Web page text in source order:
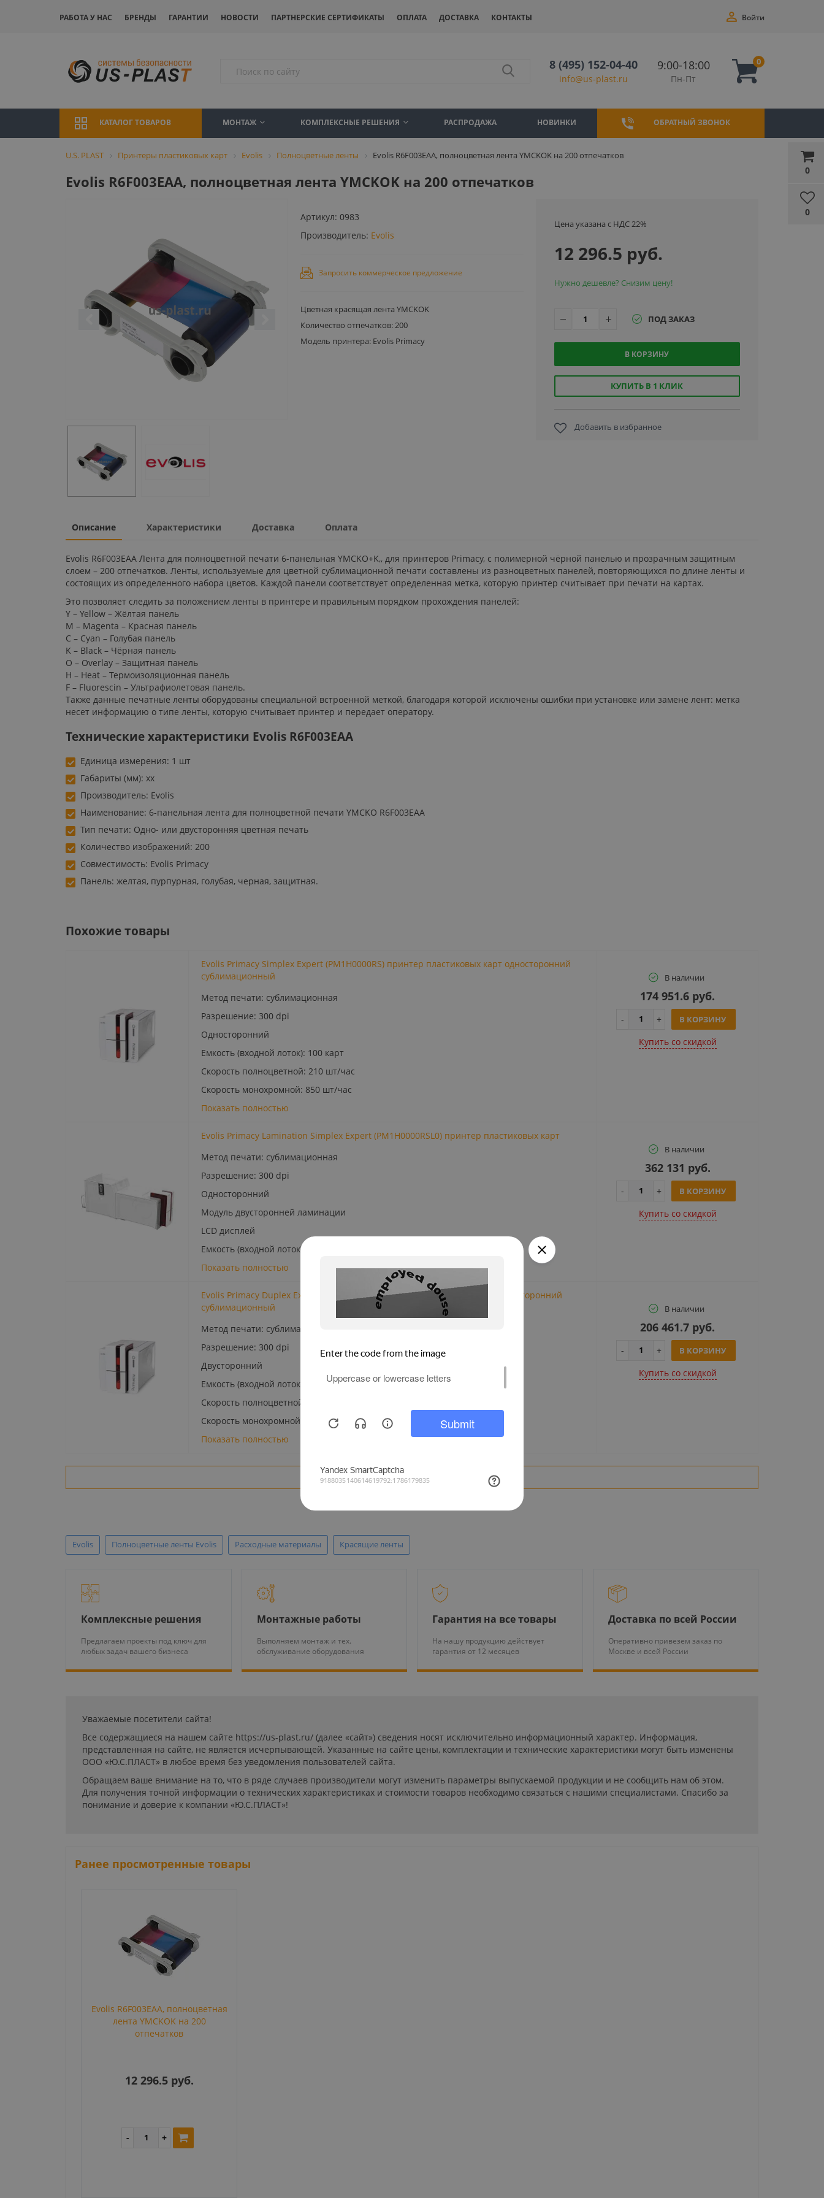
РАБОТА У НАС БРЕНДЫ ГАРАНТИИ НОВОСТИ ПАРТНЕРСКИЕ СЕРТИФИКАТЫ ОПЛАТА ДОСТАВКА КОНТАКТЫ
0
0
Войти
8 (495) 152-04-40
info@us-plast.ru
9:00-18:00
Пн-Пт
0
КАТАЛОГ ТОВАРОВ МОНТАЖ КОМПЛЕКСНЫЕ РЕШЕНИЯ РАСПРОДАЖА НОВИНКИ ОБРАТНЫЙ ЗВОНОК
U.S. PLAST Принтеры пластиковых карт Evolis Полноцветные ленты Evolis R6F003EAA, полноцветная лента YMCKOK на 200 отпечатков
Evolis R6F003EAA, полноцветная лента YMCKOK на 200 отпечатков
Артикул: 0983
Производитель: Evolis
Запросить коммерческое предложение
Цветная красящая лента YMCKOK
Количество отпечатков: 200
Модель принтера: Evolis Primacy
Цена указана с НДС 22%
12 296.5 руб.
Нужно дешевле? Снизим цену!
ПОД ЗАКАЗ
В КОРЗИНУ
КУПИТЬ В 1 КЛИК
Добавить в избранное
Описание Характеристики Доставка Оплата
Evolis R6F003EAA Лента для полноцветной печати 6-панельная YMCKO+K,, для принтеров Primacy, с полимерной чёрной панелью и прозрачным защитным
слоем – 200 отпечатков. Ленты, используемые для цветной сублимационной печати составлены из разноцветных панелей, повторяющихся по длине ленты и
состоящих из определенного набора цветов. Каждой панели соответствует определенная метка, которую принтер считывает при печати на картах.
Это позволяет следить за положением ленты в принтере и правильным порядком прохождения панелей:
Y – Yellow – Жёлтая панель
M – Magenta – Красная панель
C – Cyan – Голубая панель
K – Black – Чёрная панель
O – Overlay – Защитная панель
H – Heat – Термоизоляционная панель
F – Fluorescin – Ультрафиолетовая панель.
Также данные печатные ленты оборудованы специальной встроенной меткой, благодаря которой исключены ошибки при установке или замене лент: метка
несет информацию о типе ленты, которую считывает принтер и передает оператору.
Технические характеристики Evolis R6F003EAA
Единица измерения: 1 шт
Габариты (мм): xx
Производитель: Evolis
Наименование: 6-панельная лента для полноцветной печати YMCKO R6F003EAA
Тип печати: Одно- или двусторонняя цветная печать
Количество изображений: 200
Совместимость: Evolis Primacy
Панель: желтая, пурпурная, голубая, черная, защитная.
Похожие товары
Evolis Primacy Simplex Expert (PM1H0000RS) принтер пластиковых карт односторонний
сублимационный
Метод печати: сублимационная
Разрешение: 300 dpi
Односторонний
Емкость (входной лоток): 100 карт
Скорость полноцветной: 210 шт/час
Скорость монохромной: 850 шт/час
Показать полностью
В наличии
174 951.6 руб.
В КОРЗИНУ
Купить cо скидкой
Evolis Primacy Lamination Simplex Expert (PM1H0000RSL0) принтер пластиковых карт
Метод печати: сублимационная
Разрешение: 300 dpi
Односторонний
Модуль двусторонней ламинации
LCD дисплей
Емкость (входной лоток): 100 карт
Показать полностью
В наличии
362 131 руб.
В КОРЗИНУ
Купить cо скидкой
Evolis Primacy Duplex Expert (PM1H0000RD) принтер пластиковых карт двусторонний
сублимационный
Метод печати: сублимационная
Разрешение: 300 dpi
Двусторонний
Емкость (входной лоток): 100 карт
Скорость полноцветной: 210 шт/час
Скорость монохромной: 850 шт/час
Показать полностью
В наличии
206 461.7 руб.
В КОРЗИНУ
Купить cо скидкой
Показать еще
Evolis Полноцветные ленты Evolis Расходные материалы Красящие ленты
Комплексные решения
Предлагаем проекты под ключ для
любых задач вашего бизнеса
Монтажные работы
Выполняем монтаж и тех.
обслуживание оборудования
Гарантия на все товары
На нашу продукцию действует
гарантия от 12 месяцев
Доставка по всей России
Оперативно привезем заказ по
Москве и всей России
Уважаемые посетители сайта!
Все содержащиеся на нашем сайте https://us-plast.ru/ (далее «сайт») сведения носят исключительно информационный характер. Информация,
представленная на сайте, не является исчерпывающей. Указанные на сайте цены, комплектации и технические характеристики могут быть изменены
ООО «Ю.С.ПЛАСТ» в любое время без уведомления пользователей сайта.
Обращаем ваше внимание на то, что в ряде случаев производители могут изменить параметры выпускаемой продукции и не сообщить нам об этом.
Для получения точной информации о технических характеристиках и стоимости товаров необходимо связаться с нашими специалистами. Спасибо за
понимание и доверие к компании «Ю.С.ПЛАСТ»!
Ранее просмотренные товары
Evolis R6F003EAA, полноцветная
лента YMCKOK на 200
отпечатков
12 296.5 руб.